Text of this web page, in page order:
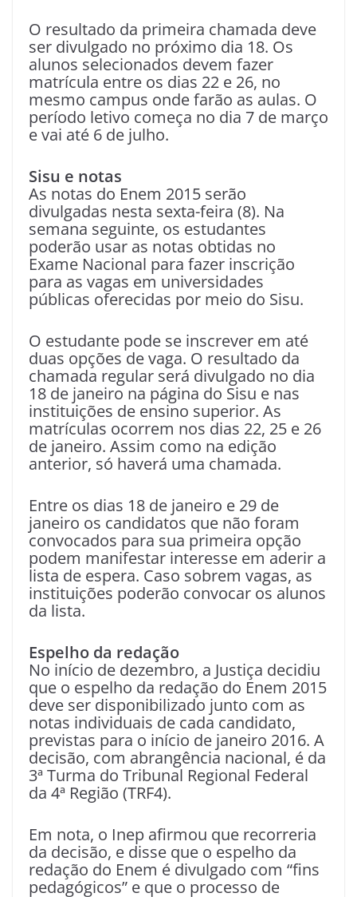
O resultado da primeira chamada deve
ser divulgado no próximo dia 18. Os
alunos selecionados devem fazer
matrícula entre os dias 22 e 26, no
mesmo campus onde farão as aulas. O
período letivo começa no dia 7 de março
e vai até 6 de julho.
Sisu e notas
As notas do Enem 2015 serão
divulgadas nesta sexta-feira (8). Na
semana seguinte, os estudantes
poderão usar as notas obtidas no
Exame Nacional para fazer inscrição
para as vagas em universidades
públicas oferecidas por meio do Sisu.
O estudante pode se inscrever em até
duas opções de vaga. O resultado da
chamada regular será divulgado no dia
18 de janeiro na página do Sisu e nas
instituições de ensino superior. As
matrículas ocorrem nos dias 22, 25 e 26
de janeiro. Assim como na edição
anterior, só haverá uma chamada.
Entre os dias 18 de janeiro e 29 de
janeiro os candidatos que não foram
convocados para sua primeira opção
podem manifestar interesse em aderir a
lista de espera. Caso sobrem vagas, as
instituições poderão convocar os alunos
da lista.
Espelho da redação
No início de dezembro, a Justiça decidiu
que o espelho da redação do Enem 2015
deve ser disponibilizado junto com as
notas individuais de cada candidato,
previstas para o início de janeiro 2016. A
decisão, com abrangência nacional, é da
3ª Turma do Tribunal Regional Federal
da 4ª Região (TRF4).
Em nota, o Inep afirmou que recorreria
da decisão, e disse que o espelho da
redação do Enem é divulgado com “fins
pedagógicos” e que o processo de